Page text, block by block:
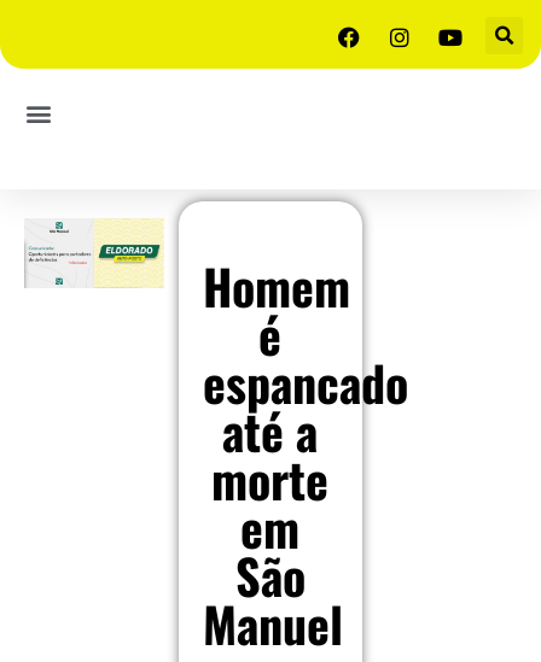
Homem
é
espancado
até a
morte
em
São
Manuel